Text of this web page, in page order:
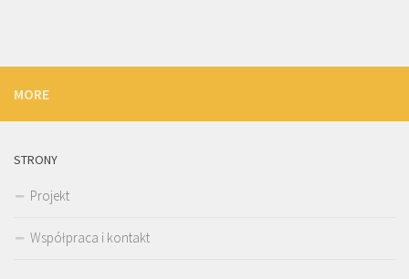
MORE
STRONY
Projekt
Współpraca i kontakt